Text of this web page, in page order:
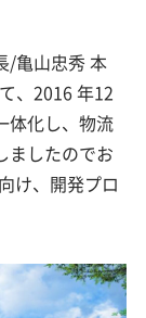
/亀山忠秀 本
、2016 年12
体化し、物流
ましたのでお
け、開発プロ